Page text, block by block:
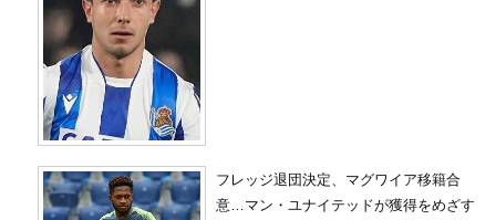
フレッジ退団決定、マグワイア移籍合
意…マン・ユナイテッドが獲得をめざす